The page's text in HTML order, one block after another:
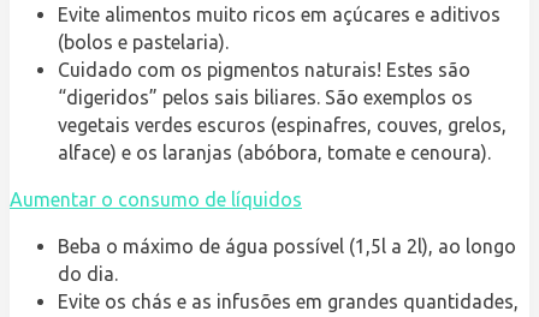
Evite alimentos muito ricos em açúcares e aditivos
(bolos e pastelaria).
Cuidado com os pigmentos naturais! Estes são
“digeridos” pelos sais biliares. São exemplos os
vegetais verdes escuros (espinafres, couves, grelos,
alface) e os laranjas (abóbora, tomate e cenoura).
Aumentar o consumo de líquidos
Beba o máximo de água possível (1,5l a 2l), ao longo
do dia.
Evite os chás e as infusões em grandes quantidades,